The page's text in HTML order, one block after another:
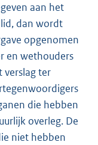
aan het
dan wordt
opgenomen
en wethouders
verslag ter
die hebben
overleg. De
niet hebben